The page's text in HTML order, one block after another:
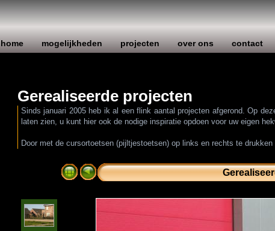
home mogelijkheden projecten over ons
contact
Gerealiseerde projecten
Sinds januari 2005 heb ik al een flink aantal projecten afgerond. Op
laten zien, u kunt hier ook de nodige inspiratie opdoen voor uw eigen
Door met de cursortoetsen (pijltjestoetsen) op links en rechts te